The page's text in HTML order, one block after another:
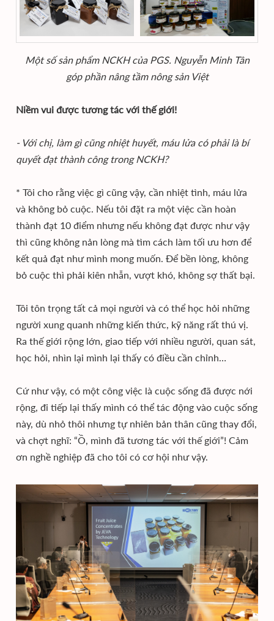
Một số sản phẩm NCKH của PGS. Nguyễn Minh Tân
góp phần nâng tầm nông sản Việt
Niềm vui được tương tác với thế giới!
- Với chị, làm gì cũng nhiệt huyết, máu lửa có phải là bí
quyết đạt thành công trong NCKH?
* Tôi cho rằng việc gì cũng vậy, cần nhiệt tình, máu lửa
và không bỏ cuộc. Nếu tôi đặt ra một việc cần hoàn
thành đạt 10 điểm nhưng nếu không đạt được như vậy
thì cũng không nản lòng mà tìm cách làm tối ưu hơn để
kết quả đạt như mình mong muốn. Để bền lòng, không
bỏ cuộc thì phải kiên nhẫn, vượt khó, không sợ thất bại.
Tôi tôn trọng tất cả mọi người và có thể học hỏi những
người xung quanh những kiến thức, kỹ năng rất thú vị.
Ra thế giới rộng lớn, giao tiếp với nhiều người, quan sát,
học hỏi, nhìn lại mình lại thấy có điều cần chỉnh…
Cứ như vậy, có một công việc là cuộc sống đã được nới
rộng, đi tiếp lại thấy mình có thể tác động vào cuộc sống
này, dù nhỏ thôi nhưng tự nhiên bản thân cũng thay đổi,
và chợt nghĩ: “Ồ, mình đã tương tác với thế giới”! Cảm
ơn nghề nghiệp đã cho tôi có cơ hội như vậy.